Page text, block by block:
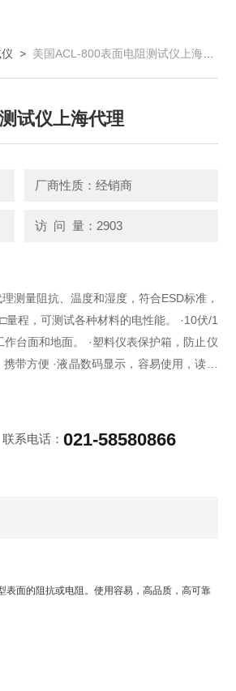
> 美国ACL-800表面电阻测试仪上海代理
试仪上海代理
厂商性质：经销商
访 问 量：2903
测量阻抗、温度和湿度，符合ESD标准，
程，可测试各种材料的电性能。 ·10伏/1
台面和地面。 ·塑料仪表保护箱，防止仪
带方便 ·液晶数码显示，容易使用，读数
联系电话：021-58580866
面的阻抗或电阻。使用容易，高品质，高可靠